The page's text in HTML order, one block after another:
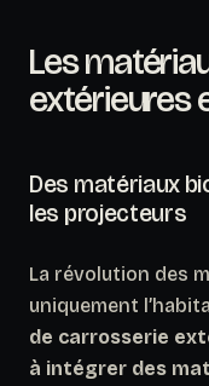
Les
extérieures
Des matériaux
les projecteurs
La révolution des
uniquement
de carrosserie
à intégrer des